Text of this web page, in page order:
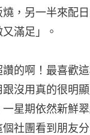
，另一半來配
滿足」。
的啊！最喜歡
跟沒用真的很明
星期依然新鮮
社團看到朋友